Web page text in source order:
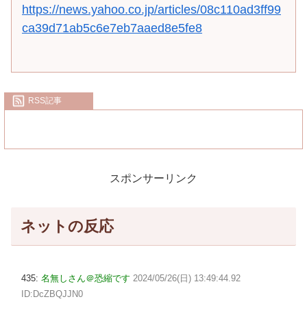
https://news.yahoo.co.jp/articles/08c110ad3ff99
ca39d71ab5c6e7eb7aaed8e5fe8
RSS記事
スポンサーリンク
ネットの反応
435: 名無しさん＠恐縮です 2024/05/26(日) 13:49:44.92
ID:DcZBQJJN0